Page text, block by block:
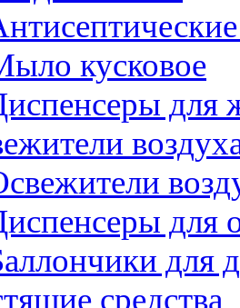
кусковое
для
для
для
средства